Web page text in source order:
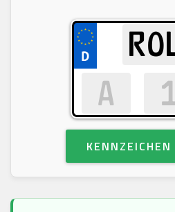
KENNZEICHEN